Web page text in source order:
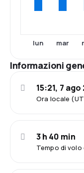
lun mar
Informazioni
Ora locale
15:21, 7 ago
Tempo di volo
3 h 40 min